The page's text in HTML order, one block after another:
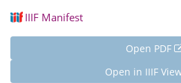
IIIF Manifest
Open PDF
Open in IIIF